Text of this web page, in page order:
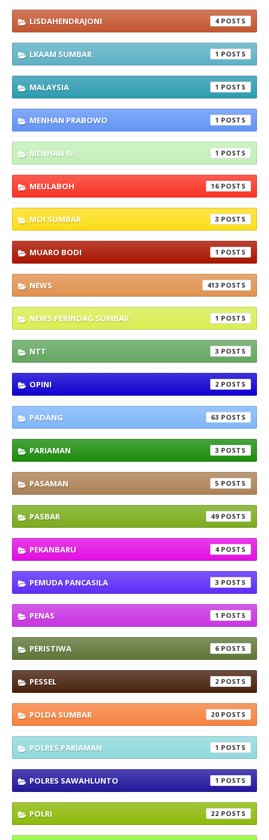
LISDAHENDRAJONI 4
LKAAM SUMBAR 1
MALAYSIA 1
MENHAN PRABOWO 1
MENHAN RI 1
MEULABOH 16
MOI SUMBAR 3
MUARO BODI 1
NEWS 413
NEWS PERINDAG SUMBAR 1
NTT 3
OPINI 2
PADANG 63
PARIAMAN 3
PASAMAN 5
PASBAR 49
PEKANBARU 4
PEMUDA PANCASILA 3
PENAS 1
PERISTIWA 6
PESSEL 2
POLDA SUMBAR 20
POLRES PARIAMAN 1
POLRES SAWAHLUNTO 1
POLRI 22